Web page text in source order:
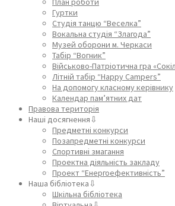
Гуртки
Студія танцю “Веселка”
Вокальна студія “Злагода”
Музей оборони м. Черкаси
Табір “Вогник”
Військово-Патріотична гра
Літній табір “Happy Campers”
На допомогу класному керівнику
Календар пам’ятних дат
Правова територія
Наші досягнення⇩
Предметні конкурси
Позапредметні конкурси
Спортивні змагання
Проектна діяльність закладу
Проект “Енергоефективність”
Наша бібліотека⇩
Шкільна бібліотека